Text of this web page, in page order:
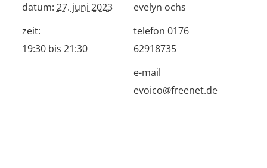
datum: 27. juni 2023
zeit:
19:30 bis 21:30
evelyn ochs
telefon 0176
62918735
e-mail
evoico@freenet.de